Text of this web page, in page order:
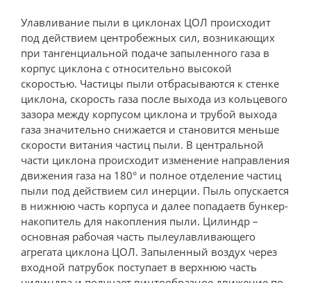
Улавливание пыли в циклонах ЦОЛ происходит
под действием центробежных сил, возникающих
при тангенциальной подаче запыленного газа в
корпус циклона с относительно высокой
скоростью. Частицы пыли отбрасываются к стенке
циклона, скорость газа после выхода из кольцевого
зазора между корпусом циклона и трубой выхода
газа значительно снижается и становится меньше
скорости витания частиц пыли. В центральной
части циклона происходит изменение направления
движения газа на 180° и полное отделение частиц
пыли под действием сил инерции. Пыль опускается
в нижнюю часть корпуса и далее попадаетв бункер-
накопитель для накопления пыли. Цилиндр –
основная рабочая часть пылеулавливающего
агрегата циклона ЦОЛ. Запыленный воздух через
входной патрубок поступает в верхнюю часть